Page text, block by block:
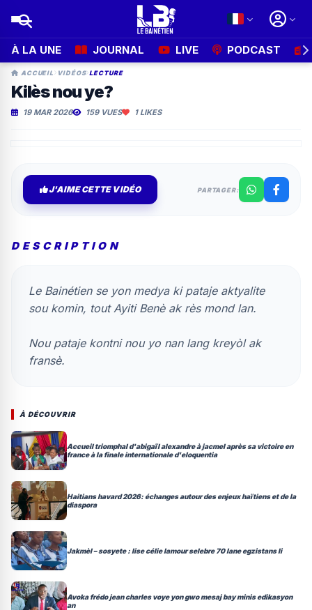
À LA UNE JOURNAL LIVE PODCAST
ACCUEIL VIDÉOS LECTURE
kilès nou ye?
19 MAR 2026 159 VUES 1LIKES
J'AIME CETTE VIDÉO PARTAGER:
DESCRIPTION
Le Bainétien se yon medya ki pataje aktyalite
sou komin, tout Ayiti Benè ak rès mond lan.
Nou pataje kontni nou yo nan lang kreyòl ak
fransè.
À DÉCOUVRIR
accueil triomphal d'abigaïl alexandre à jacmel après sa victoire en
france à la finale internationale d'eloquentia
haitians havard 2026: échanges autour des enjeux haïtiens et de la
diaspora
jakmèl – sosyete : lise célie lamour selebre 70 lane egzistans li
avoka frédo jean charles voye yon gwo mesaj bay minis edikasyon
an